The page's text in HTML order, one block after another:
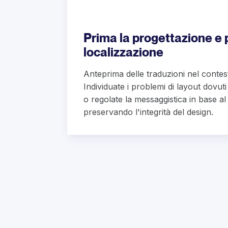
Prima la progettazione e
localizzazione
Anteprima delle traduzioni nel
Individuate i problemi di layout
o regolate la messaggistica in base
preservando l'integrità del design.